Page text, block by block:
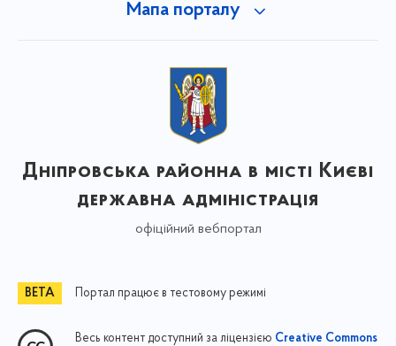
Мапа порталу
Дніпровська районна в місті Києві
державна адміністрація
офіційний вебпортал
Портал працює в тестовому режимі
Весь контент доступний за ліцензією Creative Commons